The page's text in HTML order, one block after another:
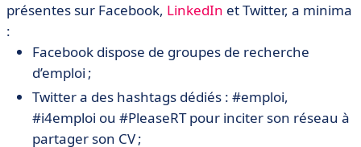
présentes sur Facebook, LinkedIn et Twitter, a minima
:
Facebook dispose de groupes de recherche
d’emploi ;
Twitter a des hashtags dédiés : #emploi,
#i4emploi ou #PleaseRT pour inciter son réseau à
partager son CV ;